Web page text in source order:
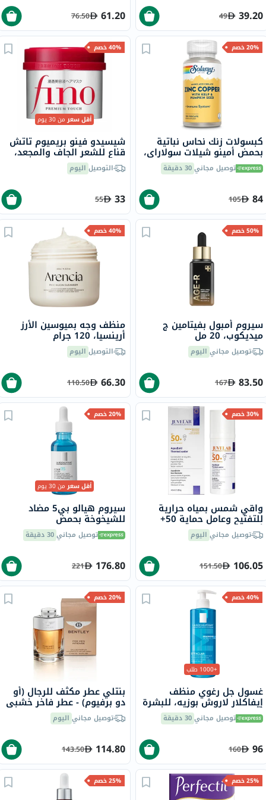
39.20
49
61.20
76.50
20% خصم
كبسولات زنك نحاس نباتية
بحمض أمينو شيلات سولاراي،
100 كبسولة توصيل مجاني30 دقيقة
84
105
40% خصم
أقل سعرمن 30 يوم
شيسيدو فينو بريميوم تاتش
قناع للشعر الجاف والمجعد،
230 جرامالتوصيل اليوم
33
55
50% خصم
سيروم أمبول بفيتامين ج
ميديكوب، 20 مل
توصيل مجاني اليوم
83.50
167
40% خصم
منظف وجه بميوسين الأرز
أرينسيا، 120 جرام
التوصيل اليوم
66.30
110.50
30% خصم
واقي شمس بمياه حرارية
للتفتيح وعامل حماية 50+
أكوافلويد جوفيلاب، 40 مل
توصيل مجاني اليوم
106.05
151.50
20% خصم
أقل سعرمن 30 يوم
سيروم هيالو بي5 مضاد
للشيخوخة بحمض
الهيالورونيك لاروش بوزيه،
30 مل توصيل مجاني30 دقيقة
176.80
221
40% خصم
+1000 طلب
غسول جل رغوي منظف
إيفاكلار لاروش بوزيه، للبشرة
الدهنية - 400 ملتوصيل مجاني30 دقيقة
96
160
20% خصم
بنتلي عطر مكثف للرجال (أو
دو برفيوم) - عطر فاخر خشبي
حار 100 ملتوصيل مجاني اليوم
114.80
143.50
25% خصم 25% خصم